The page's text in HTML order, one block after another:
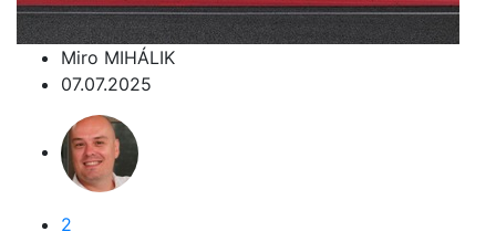
Miro MIHÁLIK
07.07.2025
2